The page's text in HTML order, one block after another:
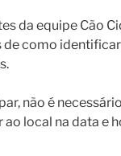
da equipe Cão
de como
não é
local na data e